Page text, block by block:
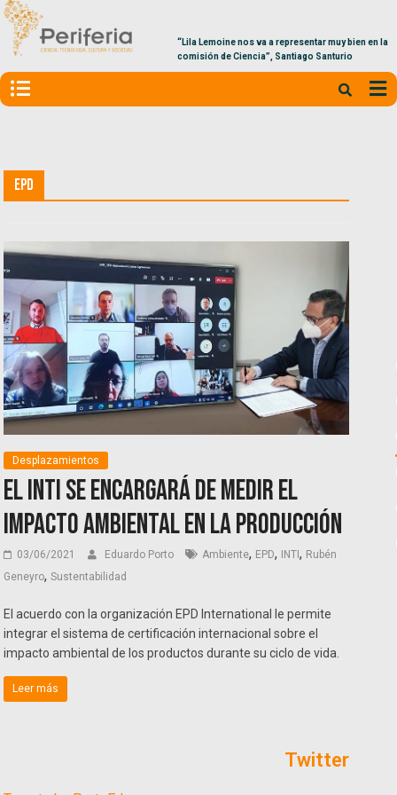
“Lila Lemoine nos va a representar muy bien en la
comisión de Ciencia”, Santiago Santurio
EPD
Desplazamientos
El INTI se encargará de medir el
impacto ambiental en la producción
03/06/2021 Eduardo Porto Ambiente, EPD, INTI, Rubén
Geneyro,Sustentabilidad
El acuerdo con la organización EPD International le permite
integrar el sistema de certificación internacional sobre el
impacto ambiental de los productos durante su ciclo de vida.
Leer más
Twitter